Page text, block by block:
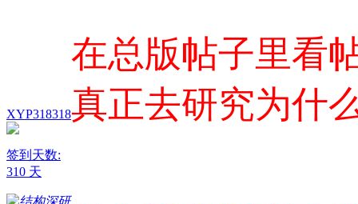
XYP318318
签到天数:
310 天
在总版帖子里看
真正去研究为什